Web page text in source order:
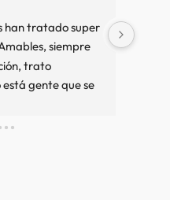
han tratado super
siempre
trato
gente que se
si compramos